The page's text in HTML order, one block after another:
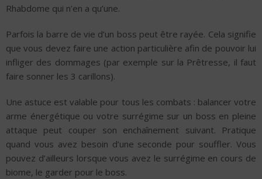
Rhabdome qui n’en a qu’une.
Parfois la barre de vie d’un boss peut être rayée. Cela signifie
que vous devez faire une action particulière afin de pouvoir lui
infliger des dommages (par exemple sur la Prêtresse, il faut
faire sonner les 3 carillons).
Une astuce est valable pour tous les combats : balancer votre
arme énergétique ou votre surrégime sur un boss en pleine
attaque peut couper son enchaînement suivant. Pratique
quand vous avez besoin d’une seconde pour souffler. Vous
pouvez d’ailleurs lorsque vous avez le surrégime en cours de
biome, le garder pour le boss.